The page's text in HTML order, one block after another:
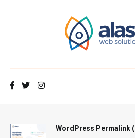
Hosting Blog | Alastyr
WordPress Permalink